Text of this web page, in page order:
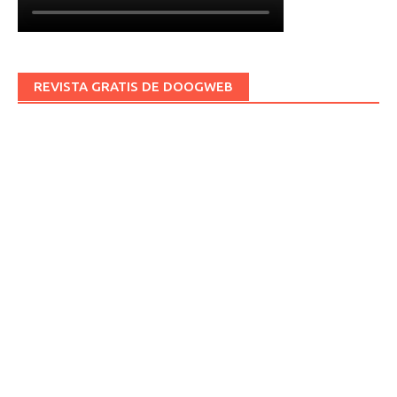
REVISTA GRATIS DE DOOGWEB